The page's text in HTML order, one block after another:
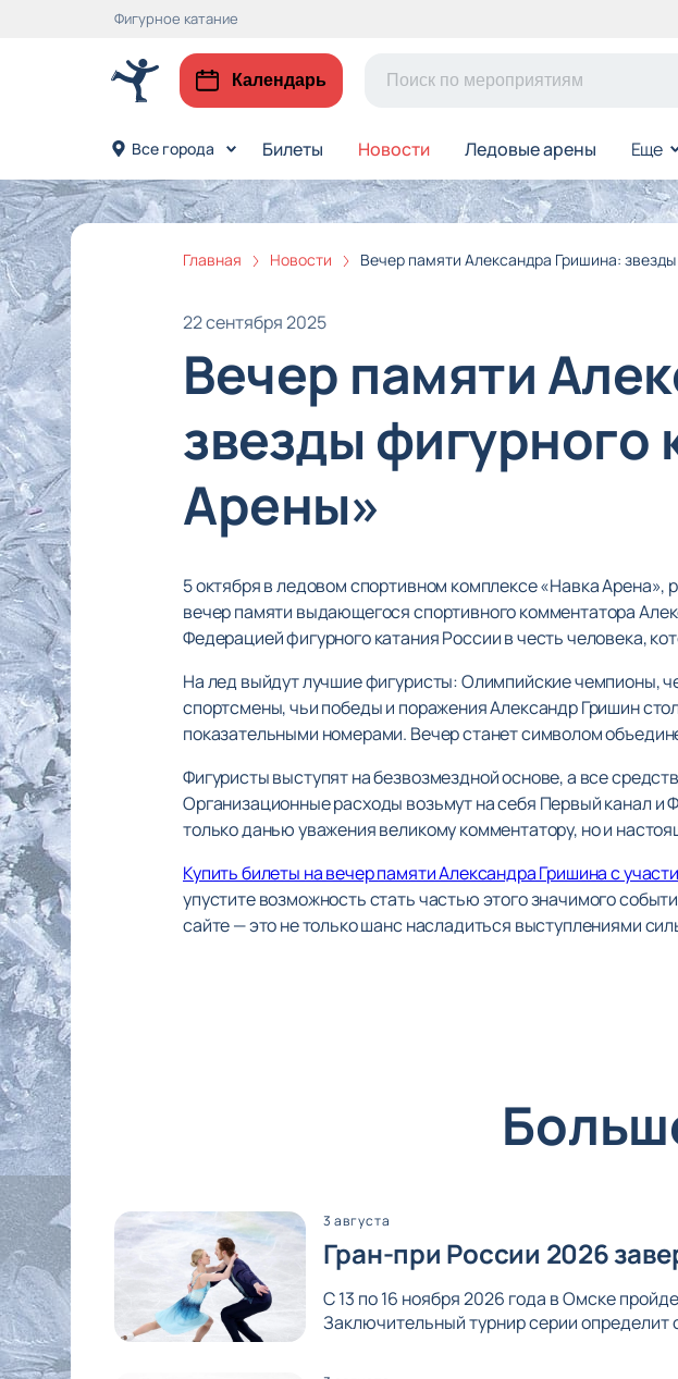
Фигурное катание
Календарь
Все города Билеты Новости Ледовые арены Еще
Главная Новости Вечер памяти Александра Гришина:
22 сентября 2025
Вечер памяти
звезды фигурного
Арены»
5 октября в ледовом спортивном комплексе «Навка
вечер памяти выдающегося спортивного комментатора
Федерацией фигурного катания России в честь человека,
На лед выйдут лучшие фигуристы: Олимпийские чемпионы,
спортсмены, чьи победы и поражения Александр Гришин
показательными номерами. Вечер станет символом
Фигуристы выступят на безвозмездной основе, а все
Организационные расходы возьмут на себя Первый канал и
только данью уважения великому комментатору, но и
Купить билеты на вечер памяти Александра Гришина с
упустите возможность стать частью этого значимого
сайте — это не только шанс насладиться выступлениями
3 августа
Гран-при России 2026
С 13 по 16 ноября 2026 года в Омске
Заключительный турнир серии определит